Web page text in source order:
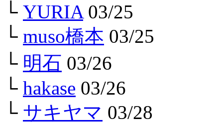
└ YURIA03/25
└ muso橋本 03/25
└ 明石 03/26
└ hakase 03/26
└ サキヤマ 03/28